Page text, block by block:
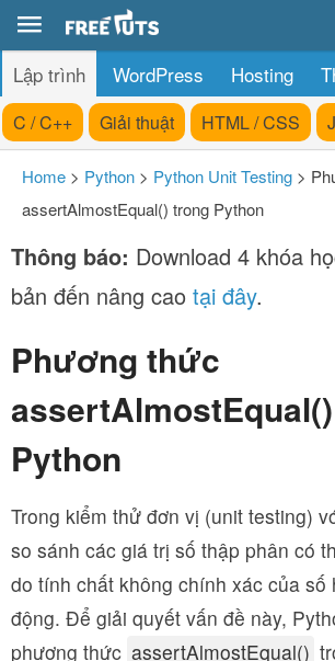
Lập trình WordPress Hosting
C / C++ Giải thuật HTML / CSS
Home > Python > Python Unit Testing >
assertAlmostEqual() trong Python
Thông báo: Download 4 khóa
bản đến nâng cao tại đây.
Phương thức
Python
Trong kiểm thử đơn vị (unit testing)
so sánh các giá trị số thập phân có
do tính chất không chính xác của số
động. Để giải quyết vấn đề này,
phương thức assertAlmostEqual()